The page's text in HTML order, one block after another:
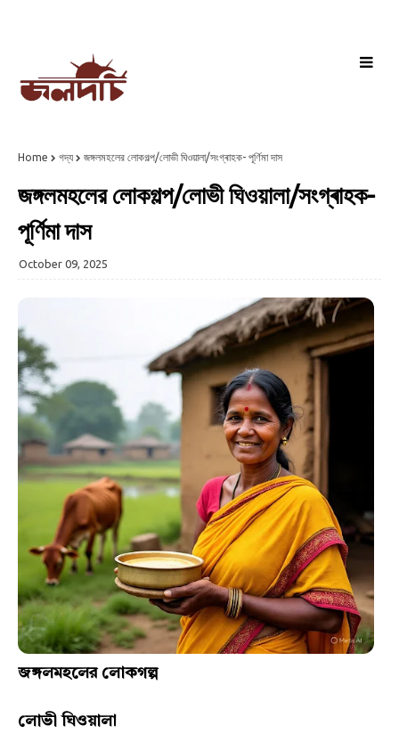
Home গদ্য জঙ্গলমহলের লোকগল্প/লোভী ঘিওয়ালা/সংগ্ৰাহক- পূর্ণিমা দাস
জঙ্গলমহলের লোকগল্প/লোভী ঘিওয়ালা/সংগ্ৰাহক-
পূর্ণিমা দাস
October 09, 2025
জঙ্গলমহলের লোকগল্প
লোভী ঘিওয়ালা